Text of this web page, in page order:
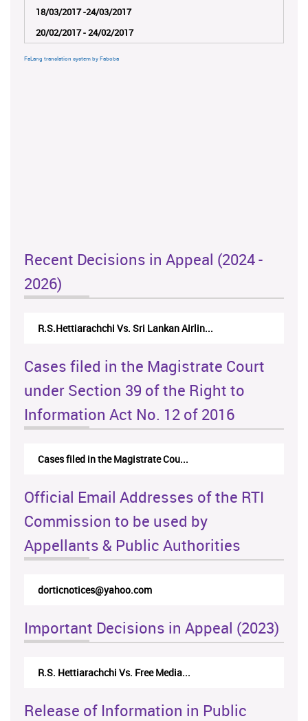
18/03/2017 -24/03/2017
20/02/2017 - 24/02/2017
FaLang translation system by Faboba
Recent Decisions in Appeal (2024 -
2026)
R.S.Hettiarachchi Vs. Sri Lankan Airlin...
Cases filed in the Magistrate Court
under Section 39 of the Right to
Information Act No. 12 of 2016
Cases filed in the Magistrate Cou...
Official Email Addresses of the RTI
Commission to be used by
Appellants & Public Authorities
dorticnotices@yahoo.com
Important Decisions in Appeal (2023)
R.S. Hettiarachchi Vs. Free Media...
Release of Information in Public